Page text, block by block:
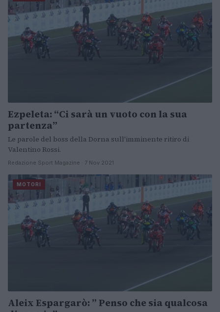
Ezpeleta: “Ci sarà un vuoto con la sua
partenza”
Le parole del boss della Dorna sull'imminente ritiro di
Valentino Rossi.
Redazione Sport Magazine · 7 Nov 2021
MOTORI
Aleix Espargarò: ” Penso che sia qualcosa